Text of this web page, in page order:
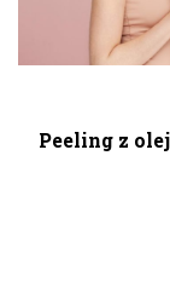
Peeling z